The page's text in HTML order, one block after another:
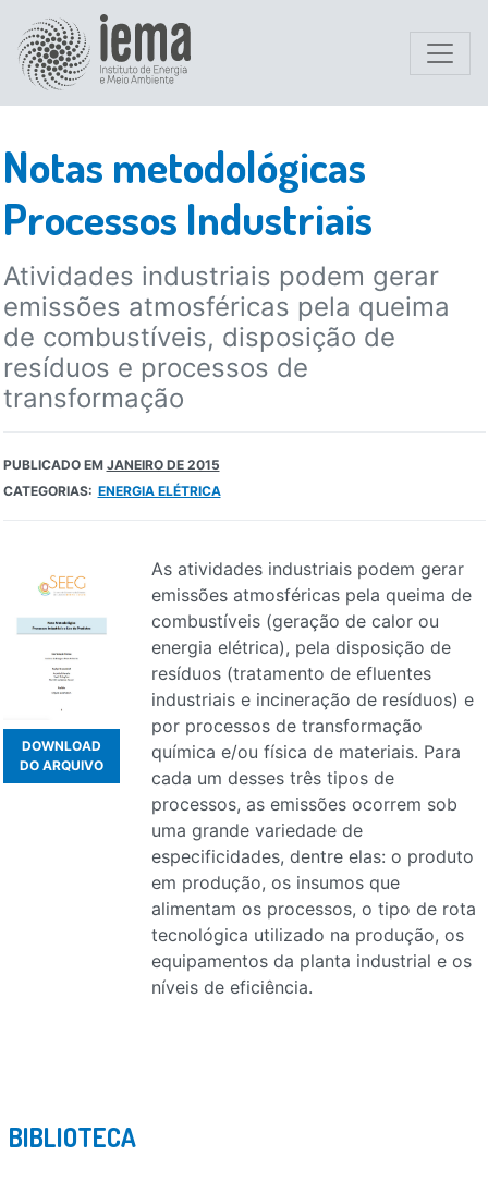
Notas metodológicas
Processos Industriais
Atividades industriais podem gerar
emissões atmosféricas pela queima
de combustíveis, disposição de
resíduos e processos de
transformação
PUBLICADO EM JANEIRO DE 2015
CATEGORIAS: ENERGIA ELÉTRICA
DOWNLOAD
DO ARQUIVO
As atividades industriais podem gerar
emissões atmosféricas pela queima de
combustíveis (geração de calor ou
energia elétrica), pela disposição de
resíduos (tratamento de efluentes
industriais e incineração de resíduos) e
por processos de transformação
química e/ou física de materiais. Para
cada um desses três tipos de
processos, as emissões ocorrem sob
uma grande variedade de
especificidades, dentre elas: o produto
em produção, os insumos que
alimentam os processos, o tipo de rota
tecnológica utilizado na produção, os
equipamentos da planta industrial e os
níveis de eficiência.
BIBLIOTECA